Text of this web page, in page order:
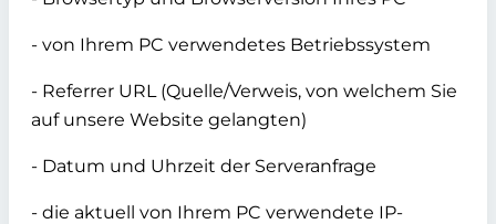
- von Ihrem PC verwendetes Betriebssystem
- Referrer URL (Quelle/Verweis, von welchem Sie
auf unsere Website gelangten)
- Datum und Uhrzeit der Serveranfrage
- die aktuell von Ihrem PC verwendete IP-